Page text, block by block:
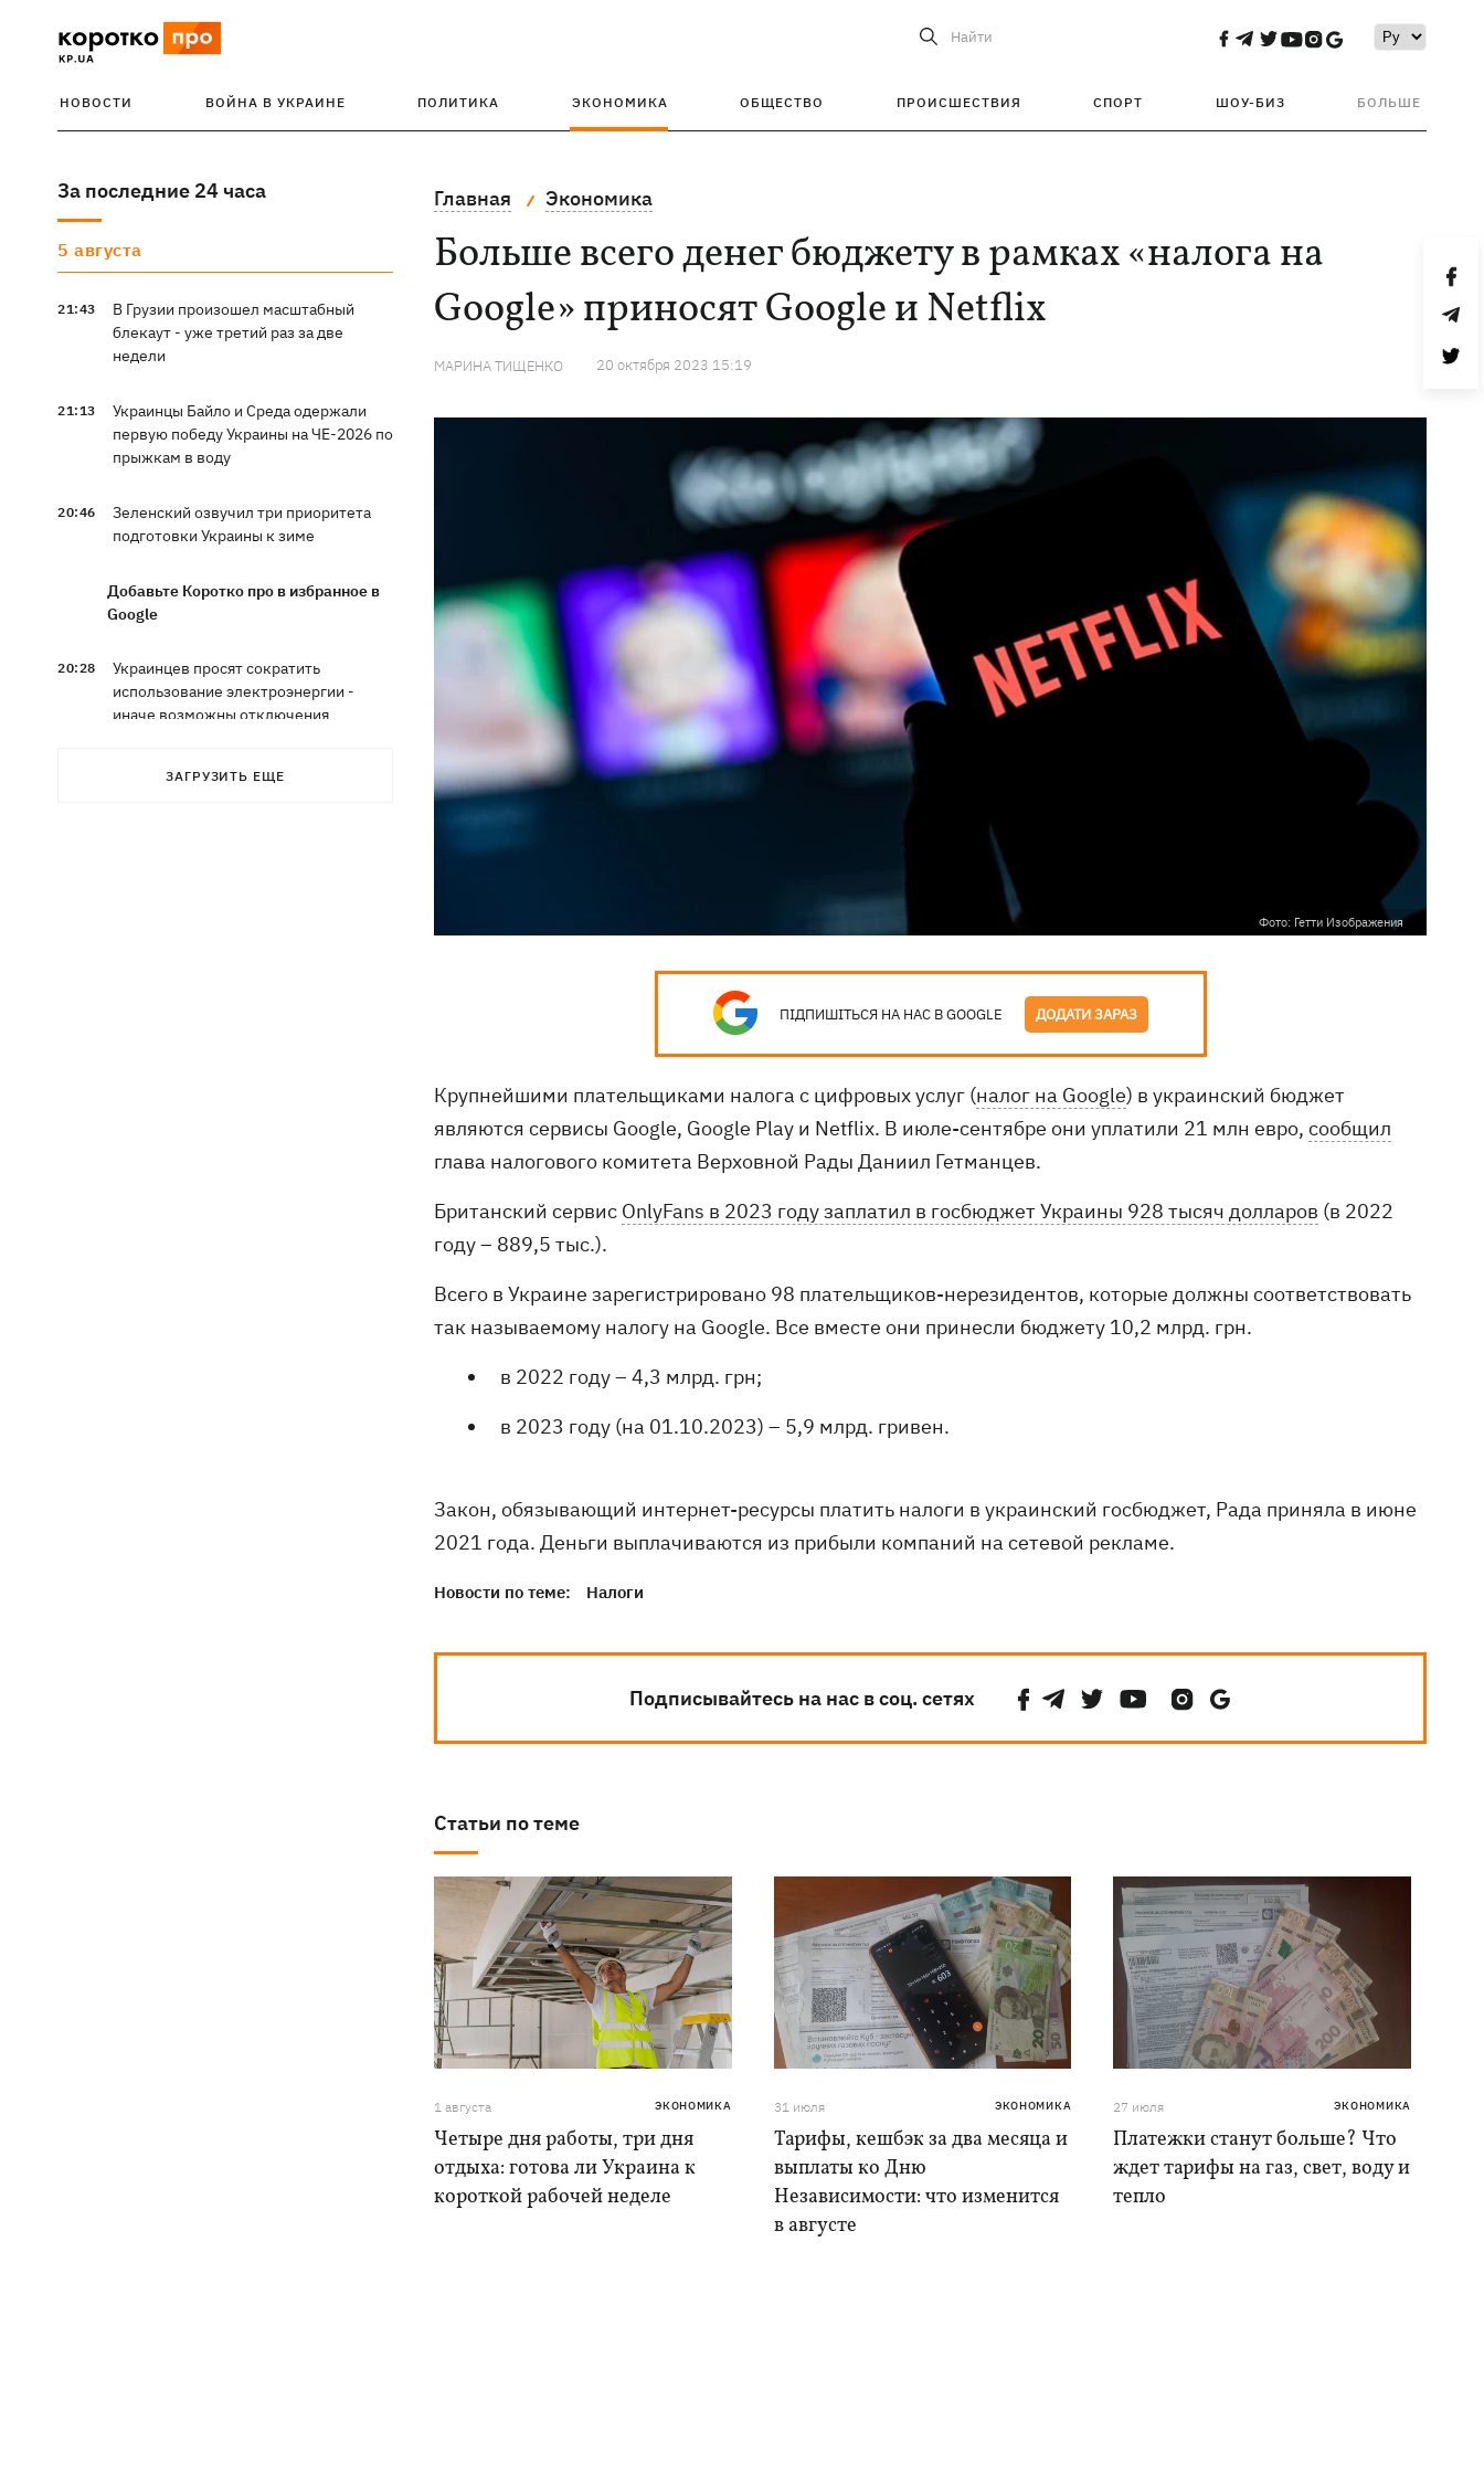
Найти
НОВОСТИ ВОЙНА В УКРАИНЕ ПОЛИТИКА ЭКОНОМИКА ОБЩЕСТВО ПРОИСШЕСТВИЯ СПОРТ ШОУ-БИЗ БОЛЬШЕ
За последние 24 часа
5 августа
21:43
В Грузии произошел масштабный
блекаут - уже третий раз за две
недели
21:13
Украинцы Байло и Среда одержали
первую победу Украины на ЧЕ-2026 по
прыжкам в воду
20:46
Зеленский озвучил три приоритета
подготовки Украины к зиме
Добавьте Коротко про в избранное в
Google
20:28
Украинцев просят сократить
использование электроэнергии -
иначе возможны отключения
Тайский футболист погиб от удара
ЗАГРУЗИТЬ ЕЩЕ
Главная Экономика
Больше всего денег бюджету в рамках «налога на
Google» приносят Google и Netflix
МАРИНА ТИЩЕНКО 20 октября 2023 15:19
Фото: Гетти Изображения
ПІДПИШІТЬСЯ НА НАС В GOOGLE ДОДАТИ ЗАРАЗ
Крупнейшими плательщиками налога с цифровых услуг (налог на Google) в украинский бюджет
являются сервисы Google, Google Play и Netflix. В июле-сентябре они уплатили 21 млн евро, сообщил
глава налогового комитета Верховной Рады Даниил Гетманцев.
Британский сервис OnlyFans в 2023 году заплатил в госбюджет Украины 928 тысяч долларов (в 2022
году – 889,5 тыс.).
Всего в Украине зарегистрировано 98 плательщиков-нерезидентов, которые должны соответствовать
так называемому налогу на Google. Все вместе они принесли бюджету 10,2 млрд. грн.
в 2022 году – 4,3 млрд. грн;
в 2023 году (на 01.10.2023) – 5,9 млрд. гривен.
Закон, обязывающий интернет-ресурсы платить налоги в украинский госбюджет, Рада приняла в июне
2021 года. Деньги выплачиваются из прибыли компаний на сетевой рекламе.
Новости по теме: Налоги
Подписывайтесь на нас в соц. сетях
Статьи по теме
1 августа ЭКОНОМИКА
Четыре дня работы, три дня
отдыха: готова ли Украина к
короткой рабочей неделе
31 июля ЭКОНОМИКА
Тарифы, кешбэк за два месяца и
выплаты ко Дню
Независимости: что изменится
в августе
27 июля ЭКОНОМИКА
Платежки станут больше? Что
ждет тарифы на газ, свет, воду и
тепло